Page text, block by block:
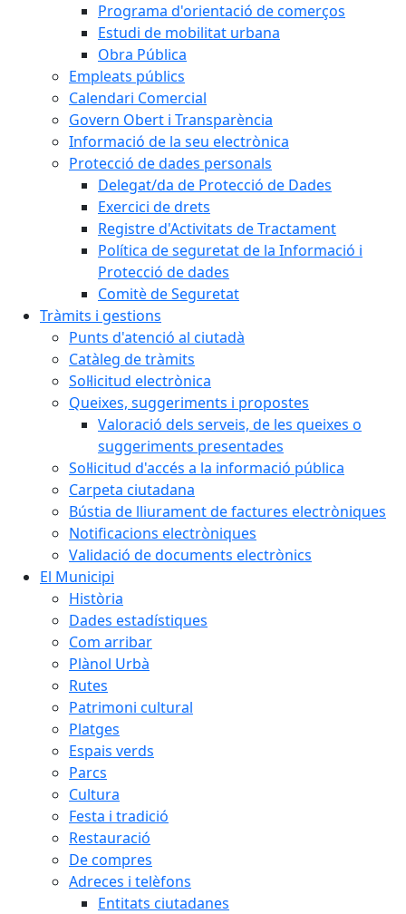
Programa d'orientació de comerços
Estudi de mobilitat urbana
Obra Pública
Empleats públics
Calendari Comercial
Govern Obert i Transparència
Informació de la seu electrònica
Protecció de dades personals
Delegat/da de Protecció de Dades
Exercici de drets
Registre d'Activitats de Tractament
Política de seguretat de la Informació i
Protecció de dades
Comitè de Seguretat
Tràmits i gestions
Punts d'atenció al ciutadà
Catàleg de tràmits
Sol·licitud electrònica
Queixes, suggeriments i propostes
Valoració dels serveis, de les queixes o
suggeriments presentades
Sol·licitud d'accés a la informació pública
Carpeta ciutadana
Bústia de lliurament de factures electròniques
Notificacions electròniques
Validació de documents electrònics
El Municipi
Història
Dades estadístiques
Com arribar
Plànol Urbà
Rutes
Patrimoni cultural
Platges
Espais verds
Parcs
Cultura
Festa i tradició
Restauració
De compres
Adreces i telèfons
Entitats ciutadanes